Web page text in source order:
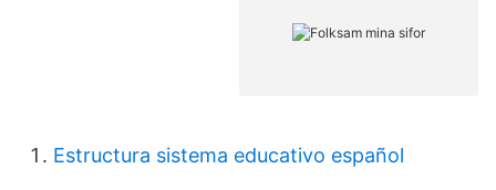
Estructura sistema educativo español